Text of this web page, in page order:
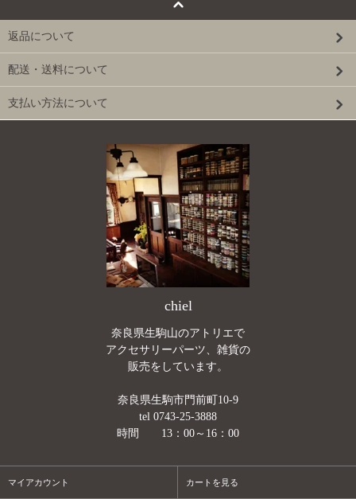
返品について
配送・送料について
支払い方法について
chiel
奈良県生駒山のアトリエで
アクセサリーパーツ、雑貨の
販売をしています。
奈良県生駒市門前町10-9
tel 0743-25-3888
時間 13：00～16：00
マイアカウント カートを見る